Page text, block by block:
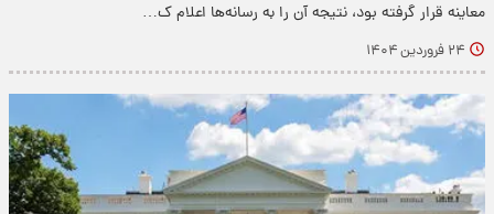
معاینه قرار گرفته بود، نتیجه آن را به رسانه‌ها اعلام ک…
۲۴ فروردین ۱۴۰۴